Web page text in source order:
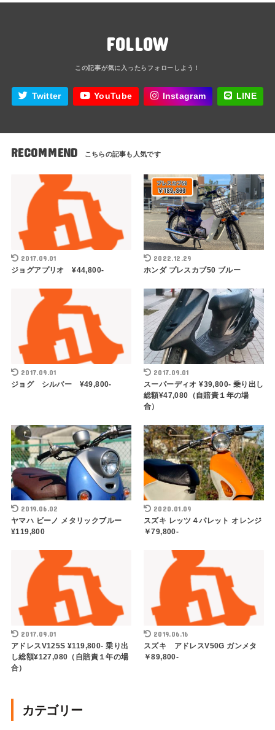
FOLLOW
Twitter YouTube Instagram LINE
RECOMMEND
2017.09.01
ジョグアプリオ ¥44,800-
2022.12.29
ホンダ プレスカブ50 ブルー
2017.09.01
ジョグ シルバー ¥49,800-
2017.09.01
スーパーディオ ¥39,800- 乗り出し
総額¥47,080（自賠責１年の場
合）
2019.06.02
ヤマハ ビーノ メタリックブルー
¥119,800
2020.01.09
スズキ レッツ４パレット オレンジ
￥79,800-
2017.09.01
アドレスV125S ¥119,800- 乗り出
し総額¥127,080（自賠責１年の場
合）
2019.06.16
スズキ アドレスV50G ガンメタ
￥89,800-
カテゴリー